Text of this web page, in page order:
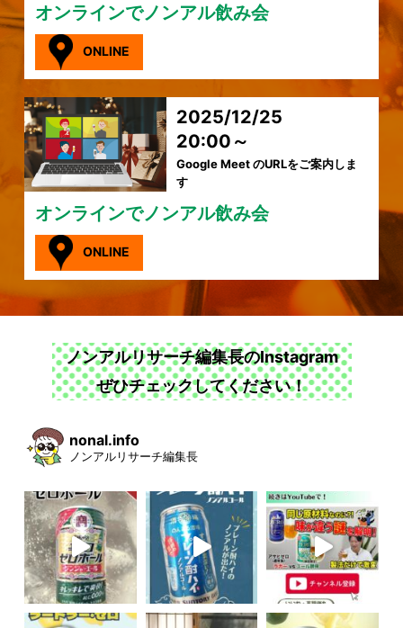
オンラインでノンアル飲み会
ONLINE
2025/12/25
20:00～
Google Meet のURLをご案内しま
す
オンラインでノンアル飲み会
ONLINE
ノンアルリサーチ編集長のInstagram
ぜひチェックしてください！
nonal.info
ノンアルリサーチ編集長